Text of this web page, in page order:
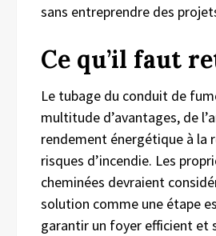
sans entreprendre des
Ce qu’il faut
Le tubage du conduit de
multitude d’avantages, de
rendement énergétique à la
risques d’incendie. Les
cheminées devraient
solution comme une étape
garantir un foyer efficient et